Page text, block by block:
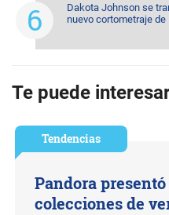
Dakota Johnson se
nuevo cortometraje
Te puede
Tendencias
Pandora
colecciones de